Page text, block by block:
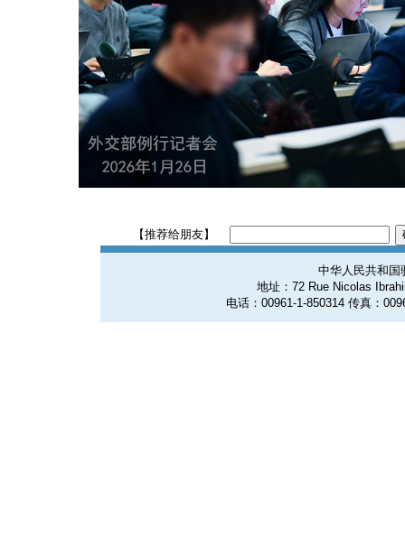
【推荐给朋友】
中华人民共和国
地址：72 Rue Nicolas
电话：00961-1-850314 传真：